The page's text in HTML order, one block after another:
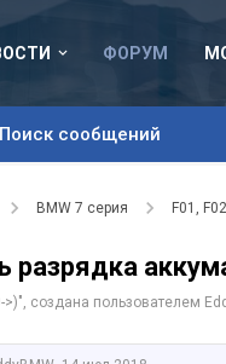
ФОРУМ
Поиск сообщений
BMW 7 серия F01,
>)", создана пользователем